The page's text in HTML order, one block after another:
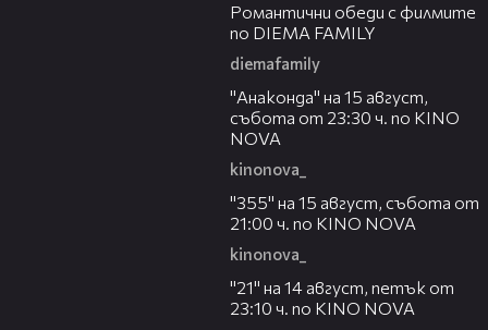
Романтични обеди с филмите
по DIEMA FAMILY
diemafamily
"Анаконда" на 15 август,
събота от 23:30 ч. по KINO
NOVA
kinonova_
"355" на 15 август, събота от
21:00 ч. по KINO NOVA
kinonova_
"21" на 14 август, петък от
23:10 ч. по KINO NOVA